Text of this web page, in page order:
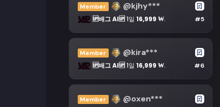
Member @kjhy***
🆙배그 AI🆙 1일16,999 ₩. #5
Member @kira***
🆙배그 AI🆙 1일16,999 ₩. #6
Member @oxen***